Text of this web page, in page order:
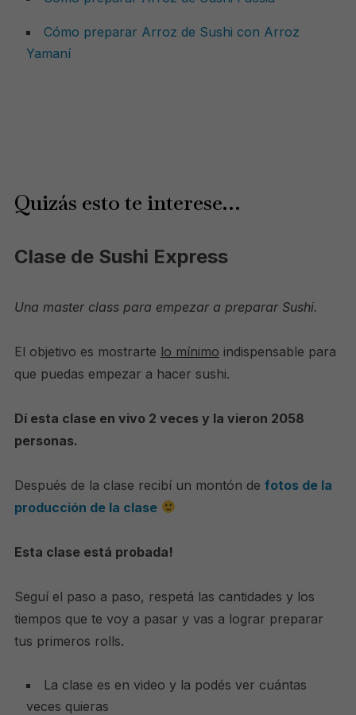
Cómo preparar Arroz de Sushi con Arroz
Yamaní
Quizás esto te interese…
Clase de Sushi Express
Una master class para empezar a preparar Sushi.
El objetivo es mostrarte lo mínimo indispensable para
que puedas empezar a hacer sushi.
Dí esta clase en vivo 2 veces y la vieron 2058
personas.
Después de la clase recibí un montón de fotos de la
producción de la clase
Esta clase está probada!
Seguí el paso a paso, respetá las cantidades y los
tiempos que te voy a pasar y vas a lograr preparar
tus primeros rolls.
La clase es en video y la podés ver cuántas
veces quieras